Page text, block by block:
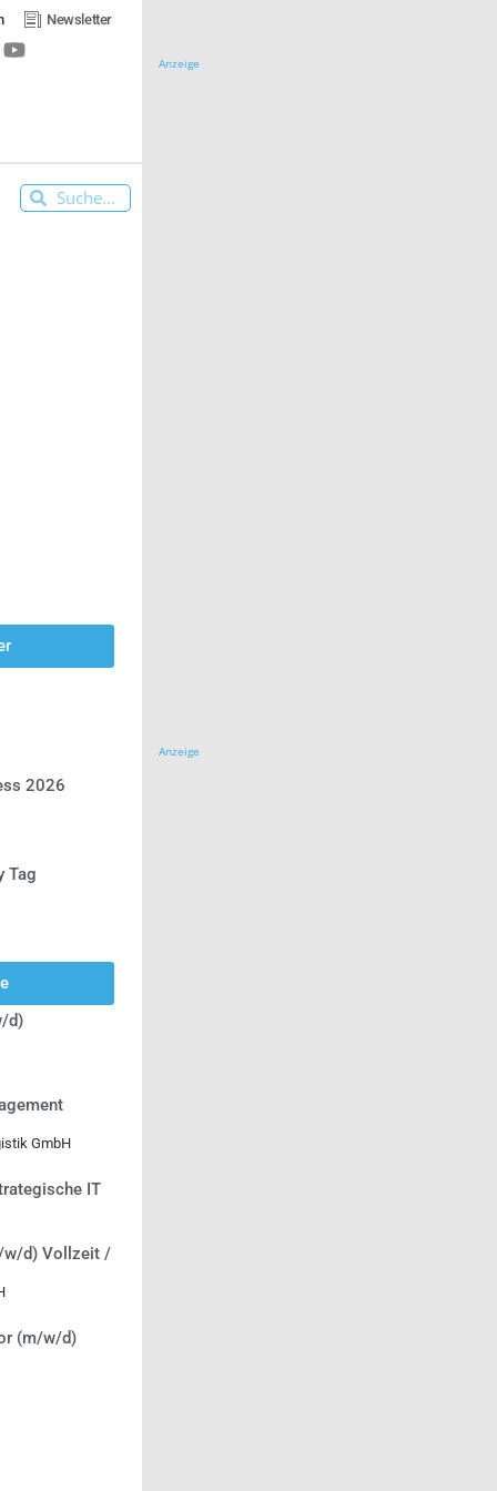
Newsletter
2026
Tag
d)
GmbH
IT
w/d) Vollzeit /
(m/w/d)
Anzeige
Anzeige